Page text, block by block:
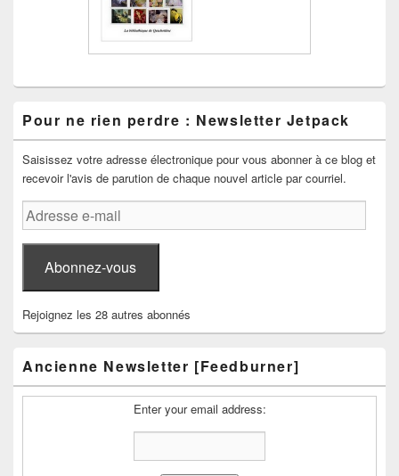
Pour ne rien perdre : Newsletter Jetpack
Saisissez votre adresse électronique pour vous abonner à ce blog et
recevoir l'avis de parution de chaque nouvel article par courriel.
Adresse
e-
mail
Abonnez-vous
Rejoignez les 28 autres abonnés
Ancienne Newsletter [Feedburner]
Enter your email address: